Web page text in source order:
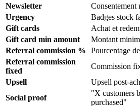
Newsletter
Consentement
Urgency
Badges stock
Gift cards
Achat et
Gift card min amount
Montant
Referral commission %
Pourcentage
Referral commission
fixed
Commission
Upsell
Upsell post-
Social proof
"X customers
purchased"